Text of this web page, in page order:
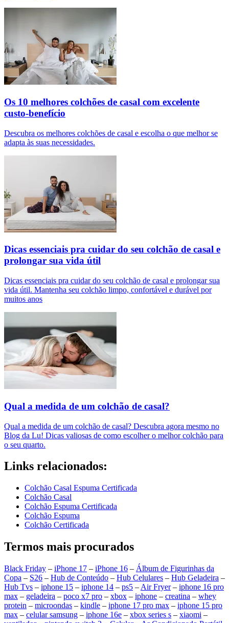
Os 10 melhores colchões de casal com excelente
custo-benefício
Descubra os melhores colchões de casal e escolha o que melhor se
adapta às suas necessidades.
Dicas essenciais pra cuidar do seu colchão de casal e
prolongar sua vida útil
Dicas essenciais pra cuidar do seu colchão de casal e prolongar sua
vida útil. Mantenha seu colchão limpo, confortável e durável por
muitos anos
Qual a medida de um colchão de casal?
Qual a medida de um colchão de casal? Descubra agora mesmo no
Blog da Lu! Dicas valiosas de como escolher o melhor colchão para
o seu quarto.
Links relacionados:
Colchão Casal Espuma Certificada
Colchão Casal
Colchão Espuma Certificada
Colchão Espuma
Colchão Certificada
Termos mais procurados
Black Friday – iPhone 17 – iPhone 16 – Álbum de Figurinhas da
Copa – S26 – Hub de Conteúdo – Hub Celulares – Hub Geladeira –
Hub Tvs – iphone 15 – iphone 14 – ps5 – Air Fryer– iphone 16 pro
max – geladeira – poco x7 pro – xbox – iphone – creatina – whey
protein – microondas – kindle – iphone 17 pro max – iphone 15 pro
max – celular samsung – iphone 16e – xbox series s – xiaomi –